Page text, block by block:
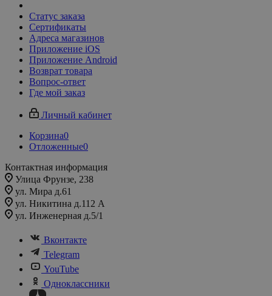
Статус заказа
Сертификаты
Адреса магазинов
Приложение iOS
Приложение Android
Возврат товара
Вопрос-ответ
Где мой заказ
Личный кабинет
Корзина0
Отложенные0
Контактная информация
Улица Фрунзе, 238​
ул. Мира д.61
ул. Никитина д.112 А
ул. Инженерная д.5/1
Вконтакте
Telegram
YouTube
Одноклассники